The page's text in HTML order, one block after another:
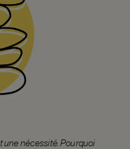
une nécessité. Pourquoi